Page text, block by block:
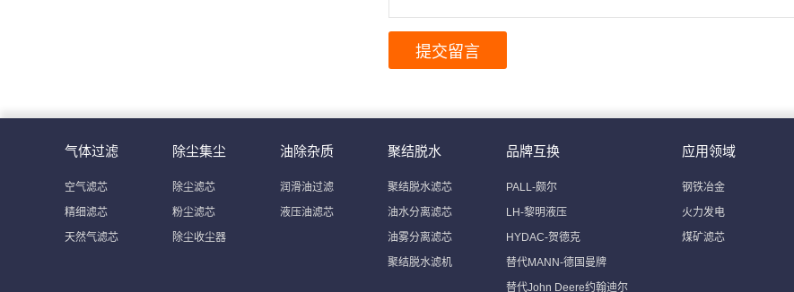
气体过滤
空气滤芯
精细滤芯
天然气滤芯
除尘集尘
除尘滤芯
粉尘滤芯
除尘收尘器
油除杂质
润滑油过滤
液压油滤芯
聚结脱水
聚结脱水滤芯
油水分离滤芯
油雾分离滤芯
聚结脱水滤机
品牌互换
PALL-颇尔
LH-黎明液压
HYDAC-贺德克
替代MANN-德国曼牌
替代John Deere约翰迪尔
应用领域
钢铁冶金
火力发电
煤矿滤芯